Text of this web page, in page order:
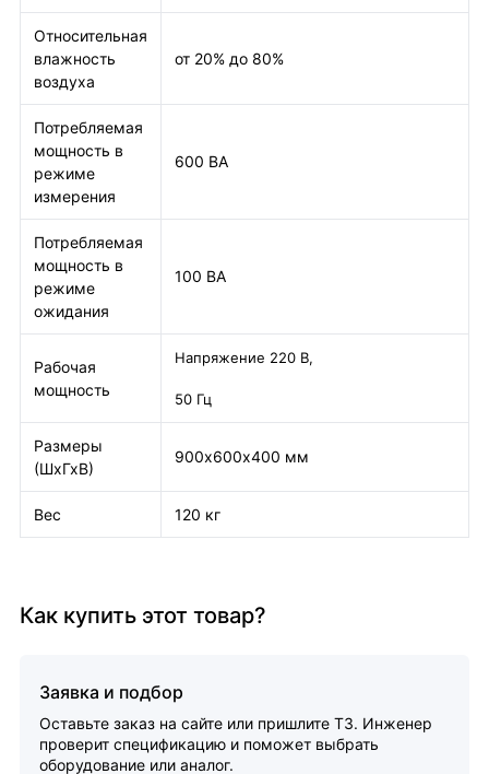
Относительная
влажность
воздуха
от 20% до 80%
Потребляемая
мощность в
режиме
измерения
600 ВА
Потребляемая
мощность в
режиме
ожидания
100 ВА
Рабочая
мощность
Напряжение 220 В,
50 Гц
Размеры
(ШхГхВ)
900х600х400 мм
Вес 120 кг
Как купить этот товар?
Заявка и подбор
Оставьте заказ на сайте или пришлите ТЗ. Инженер
проверит спецификацию и поможет выбрать
оборудование или аналог.